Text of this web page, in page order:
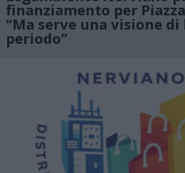
finanziamento per
“Ma serve una visione
periodo”